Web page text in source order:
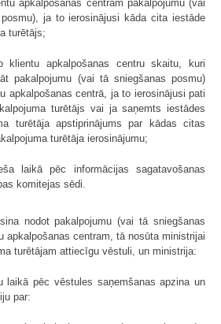
apkalpošanas centram pakalpojumu (vai
ja to ierosinājusi kāda cita iestāde
turētājs;
klientu apkalpošanas centru skaitu, kuri
pakalpojumu (vai tā sniegšanas posmu)
apkalpošanas centrā, ja to ierosinājusi pati
turētājs vai ja saņemts iestādes
turētāja apstiprinājums par kādas citas
turētāja ierosinājumu;
laikā pēc informācijas sagatavošanas
komitejas sēdi.
nodot pakalpojumu (vai tā sniegšanas
apkalpošanas centram, tā nosūta ministrijai
turētājam attiecīgu vēstuli, un ministrija:
laikā pēc vēstules saņemšanas apzina un
par: